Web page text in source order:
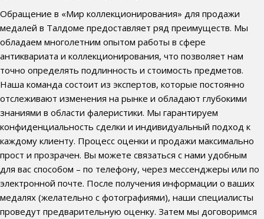
Обращение в «Мир коллекционирования» для продажи
медалей в Талдоме предоставляет ряд преимуществ. Мы
обладаем многолетним опытом работы в сфере
антиквариата и коллекционирования, что позволяет нам
точно определять подлинность и стоимость предметов.
Наша команда состоит из экспертов, которые постоянно
отслеживают изменения на рынке и обладают глубокими
знаниями в области фалеристики. Мы гарантируем
конфиденциальность сделки и индивидуальный подход к
каждому клиенту. Процесс оценки и продажи максимально
прост и прозрачен. Вы можете связаться с нами удобным
для вас способом – по телефону, через мессенджеры или по
электронной почте. После получения информации о ваших
медалях (желательно с фотографиями), наши специалисты
проведут предварительную оценку. Затем мы договоримся